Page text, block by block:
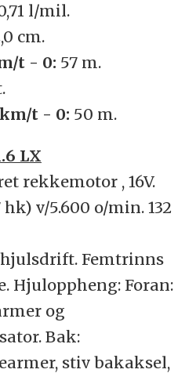
l/mil.
cm.
t - 0: 57 m.
t - 0: 50 m.
LX
rekkemotor , 16V.
hk) v/5.600 o/min. 132
Femtrinns
Hjuloppheng: Foran:
og
Bak:
stiv bakaksel,